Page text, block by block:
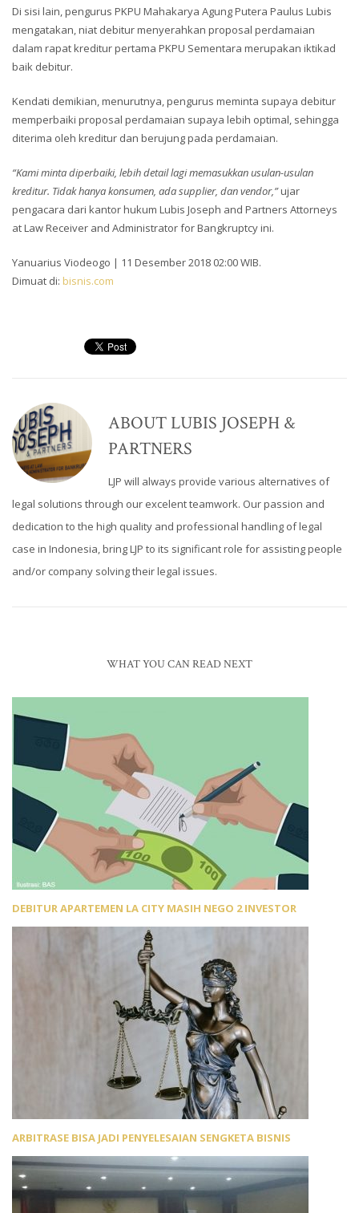
Di sisi lain, pengurus PKPU Mahakarya Agung Putera Paulus Lubis
mengatakan, niat debitur menyerahkan proposal perdamaian
dalam rapat kreditur pertama PKPU Sementara merupakan iktikad
baik debitur.
Kendati demikian, menurutnya, pengurus meminta supaya debitur
memperbaiki proposal perdamaian supaya lebih optimal, sehingga
diterima oleh kreditur dan berujung pada perdamaian.
“Kami minta diperbaiki, lebih detail lagi memasukkan usulan-usulan
kreditur. Tidak hanya konsumen, ada supplier, dan vendor,”ujar
pengacara dari kantor hukum Lubis Joseph and Partners Attorneys
at Law Receiver and Administrator for Bangkruptcy ini.
Yanuarius Viodeogo | 11 Desember 2018 02:00 WIB.
Dimuat di: bisnis.com
ABOUT LUBIS JOSEPH &
PARTNERS
LJP will always provide various alternatives of
legal solutions through our excelent teamwork. Our passion and
dedication to the high quality and professional handling of legal
case in Indonesia, bring LJP to its significant role for assisting people
and/or company solving their legal issues.
WHAT YOU CAN READ NEXT
DEBITUR APARTEMEN LA CITY MASIH NEGO 2 INVESTOR
ARBITRASE BISA JADI PENYELESAIAN SENGKETA BISNIS